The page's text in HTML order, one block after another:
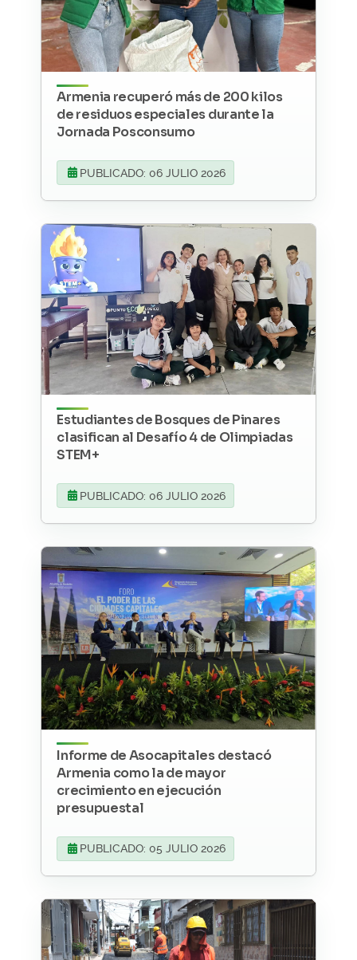
Armenia recuperó más de 200 kilos
de residuos especiales durante la
Jornada Posconsumo
PUBLICADO: 06 JULIO 2026
Estudiantes de Bosques de Pinares
clasifican al Desafío 4 de Olimpiadas
STEM+
PUBLICADO: 06 JULIO 2026
Informe de Asocapitales destacó
Armenia como la de mayor
crecimiento en ejecución
presupuestal
PUBLICADO: 05 JULIO 2026